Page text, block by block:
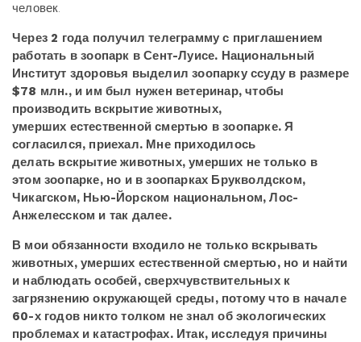
человек.
Через 2 года получил телеграмму с приглашением
работать в зоопарк в Сент-Луисе. Национальный
Институт здоровья выделил зоопарку ссуду в размере
$78 млн., и им был нужен ветеринар, чтобы
производить вскрытие животных,
умерших естественной смертью в зоопарке. Я
согласился, приехал. Мне приходилось
делать вскрытие животных, умерших не только в
этом зоопарке, но и в зоопарках Брукволдском,
Чикагском, Нью-Йорском национальном, Лос-
Анжелесском и так далее.
В мои обязанности входило не только вскрывать
животных, умерших естественной смертью, но и найти
и наблюдать особей, сверхчувствительных к
загрязнению окружающей среды, потому что в начале
60-х годов никто толком не знал об экологических
проблемах и катастрофах. Итак, исследуя причины